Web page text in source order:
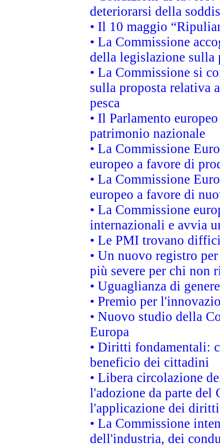
deteriorarsi della
• Il 10 maggio
• La Commissione
della legislazione
• La Commissione si
sulla proposta relativa
pesca
• Il Parlamento
patrimonio nazionale
• La Commissione
europeo a favore di
• La Commissione
europeo a favore di
• La Commissione
internazionali e avvia
• Le PMI trovano
• Un nuovo registro
più severe per chi non
• Uguaglianza di
• Premio per
• Nuovo studio della
Europa
• Diritti fondamentali:
beneficio dei cittadini
• Libera circolazione
l'adozione da parte
l'applicazione dei
• La Commissione
dell'industria, dei